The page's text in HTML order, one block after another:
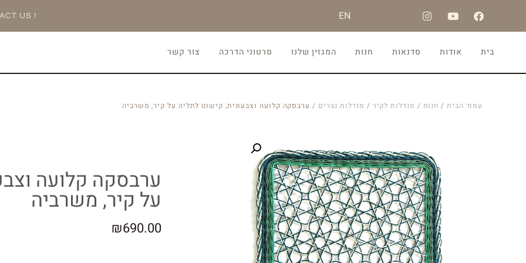
EN
US !
בית אודות סדנאות חנות המגזין שלנו סרטוני הדרכה צור קשר
עמוד הבית / חנות / מנדלות לקיר / מנדלות נצרים / ערבסקה קלועה וצבעונית, קישוט לתליה על קיר, משרביה
ערבסקה קלועה
על קיר, משרביה
₪690.00